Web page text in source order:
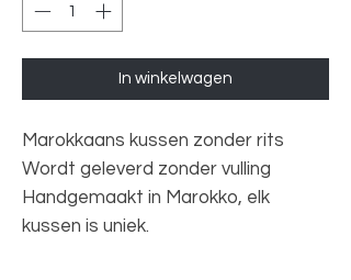
In winkelwagen
Marokkaans kussen zonder rits
Wordt geleverd zonder vulling
Handgemaakt in Marokko, elk
kussen is uniek.